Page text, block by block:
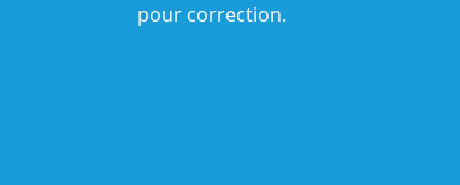
pour correction.